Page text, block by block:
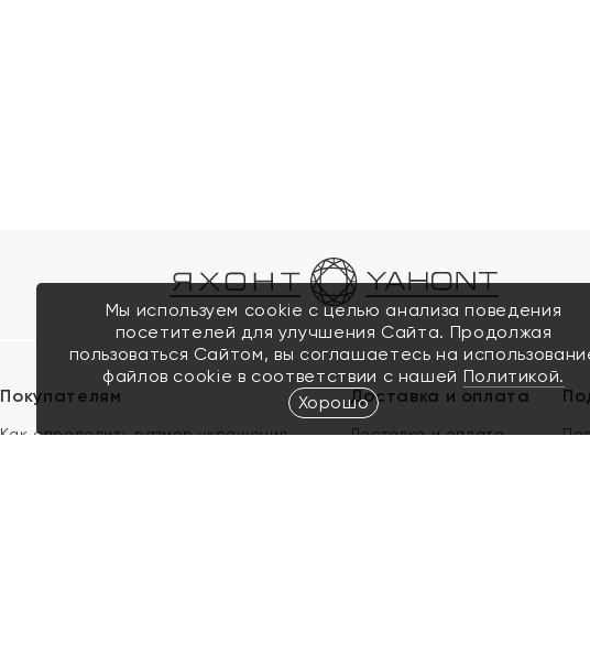
Покупателям
Как определить размер украшения
Доставка и оплата
Доставка и оплата
Мы используем cookie с целью анализа поведения
посетителей для улучшения Сайта. Продолжая
пользоваться Сайтом, вы соглашаетесь на
файлов cookie в соответствии с нашей Политикой.
Хорошо